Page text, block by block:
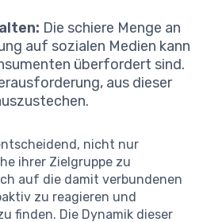
Die schiere Menge an
auf sozialen Medien kann
überfordert sind.
aus dieser
nicht nur
ihrer Zielgruppe zu
auf die damit verbundenen
zu reagieren und
finden. Die Dynamik dieser